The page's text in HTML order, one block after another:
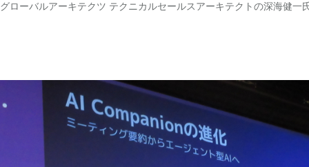
グローバルアーキテクツ テクニカルセールスアーキテクトの深海健一